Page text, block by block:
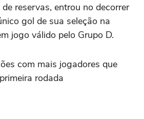
reservas, entrou no decorrer
gol de sua seleção na
jogo válido pelo Grupo D.
com mais jogadores que
rodada